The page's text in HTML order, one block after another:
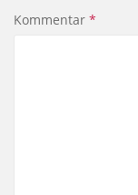
Kommentar *